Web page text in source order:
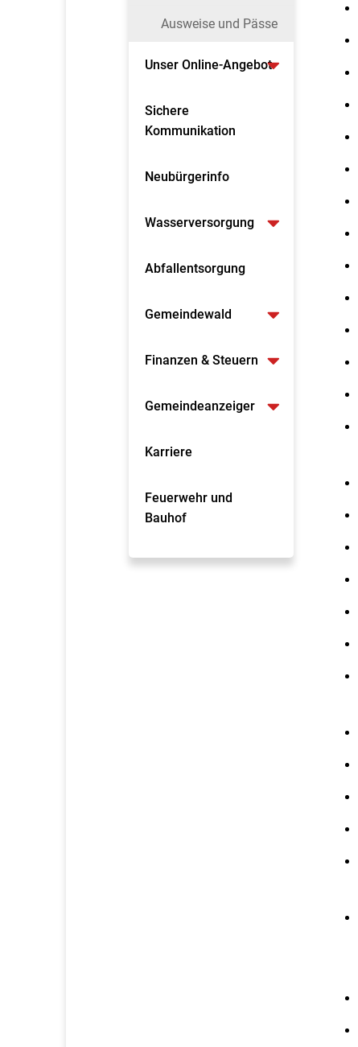
Ausweise und Pässe
Unser Online-Angebot
Sichere
Kommunikation
Neubürgerinfo
Wasserversorgung
Abfallentsorgung
Gemeindewald
Finanzen & Steuern
Gemeindeanzeiger
Karriere
Feuerwehr und
Bauhof